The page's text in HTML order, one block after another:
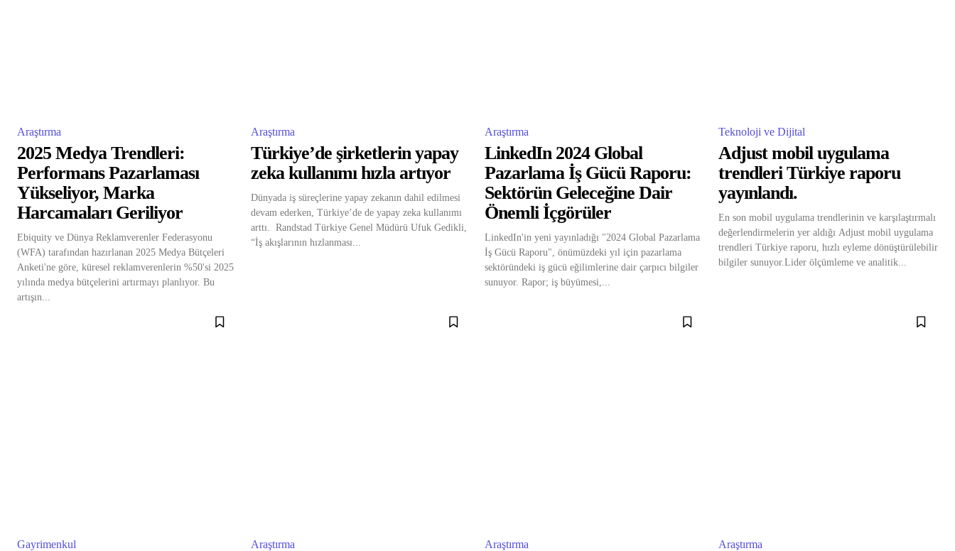
Araştırma
2025 Medya Trendleri:
Performans Pazarlaması
Yükseliyor, Marka
Harcamaları Geriliyor
Ebiquity ve Dünya Reklamverenler Federasyonu
(WFA) tarafından hazırlanan 2025 Medya Bütçeleri
Anketi'ne göre, küresel reklamverenlerin %50'si 2025
yılında medya bütçelerini artırmayı planlıyor. Bu
artışın...
Araştırma
Türkiye’de şirketlerin yapay
zeka kullanımı hızla artıyor
Dünyada iş süreçlerine yapay zekanın dahil edilmesi
devam ederken, Türkiye’de de yapay zeka kullanımı
arttı. Randstad Türkiye Genel Müdürü Ufuk Gedikli,
“İş akışlarının hızlanması...
Araştırma
LinkedIn 2024 Global
Pazarlama İş Gücü Raporu:
Sektörün Geleceğine Dair
Önemli İçgörüler
LinkedIn'in yeni yayınladığı "2024 Global Pazarlama
İş Gücü Raporu", önümüzdeki yıl için pazarlama
sektöründeki iş gücü eğilimlerine dair çarpıcı bilgiler
sunuyor. Rapor; iş büyümesi,...
Teknoloji ve Dijital
Adjust mobil uygulama
trendleri Türkiye raporu
yayınlandı.
En son mobil uygulama trendlerinin ve karşılaştırmalı
değerlendirmelerin yer aldığı Adjust mobil uygulama
trendleri Türkiye raporu, hızlı eyleme dönüştürülebilir
bilgiler sunuyor.Lider ölçümleme ve analitik...
Gayrimenkul Araştırma Araştırma Araştırma